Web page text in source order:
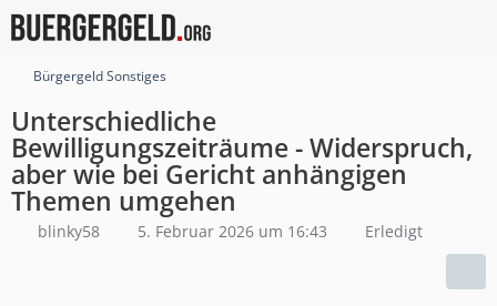
Bürgergeld Sonstiges
Unterschiedliche
Bewilligungszeiträume - Widerspruch,
aber wie bei Gericht anhängigen
Themen umgehen
blinky58 5. Februar 2026 um 16:43 Erledigt